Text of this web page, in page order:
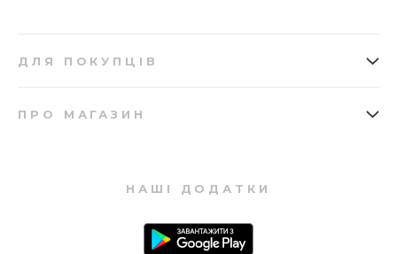
ДЛЯ ПОКУПЦІВ
ПРО МАГАЗИН
Партнерська програма
НАШІ ДОДАТКИ